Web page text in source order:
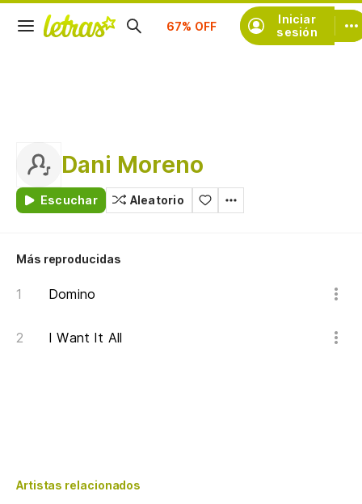
Iniciar
sesión
Suscríbete
Dani Moreno
Escuchar Aleatorio
Más reproducidas
Domino
I Want It All
Artistas relacionados